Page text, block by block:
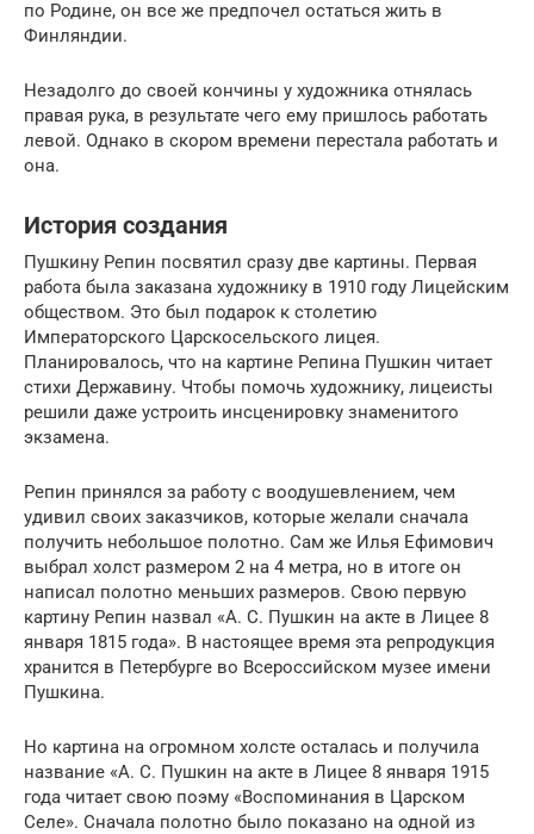
по Родине, он все же предпочел остаться жить в
Финляндии.
Незадолго до своей кончины у художника отнялась
правая рука, в результате чего ему пришлось работать
левой. Однако в скором времени перестала работать и
она.
История создания
Пушкину Репин посвятил сразу две картины. Первая
работа была заказана художнику в 1910 году Лицейским
обществом. Это был подарок к столетию
Императорского Царскосельского лицея.
Планировалось, что на картине Репина Пушкин читает
стихи Державину. Чтобы помочь художнику, лицеисты
решили даже устроить инсценировку знаменитого
экзамена.
Репин принялся за работу с воодушевлением, чем
удивил своих заказчиков, которые желали сначала
получить небольшое полотно. Сам же Илья Ефимович
выбрал холст размером 2 на 4 метра, но в итоге он
написал полотно меньших размеров. Свою первую
картину Репин назвал «А. С. Пушкин на акте в Лицее 8
января 1815 года». В настоящее время эта репродукция
хранится в Петербурге во Всероссийском музее имени
Пушкина.
Но картина на огромном холсте осталась и получила
название «А. С. Пушкин на акте в Лицее 8 января 1915
года читает свою поэму «Воспоминания в Царском
Селе». Сначала полотно было показано на одной из